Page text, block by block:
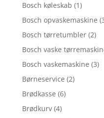
Bosch køleskab (1)
Bosch opvaskemaskine
Bosch tørretumbler (2)
Bosch vaske
Bosch vaskemaskine (3)
Børneservice (2)
Brødkasse (6)
Brødkurv (4)